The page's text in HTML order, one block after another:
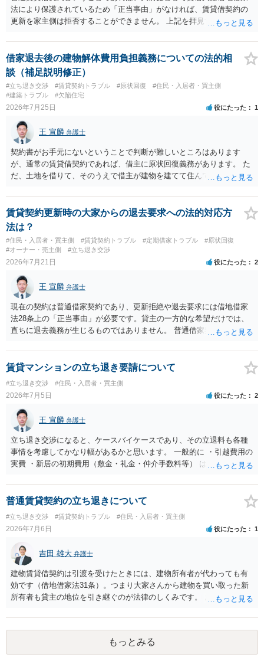
法により保護されているため「正当事由」がなければ、賃貸借契約の
更新を家主側は拒否することができません。 上記を拝見する限り、通
定期確認させてもらないこと」が直ちに正当事由に当たるとは思えま
せんので、更新拒絶を拒否される方向性でよろしいかと存じます。 そ
の交渉の中で、一定の金銭をもらえれば退去には応じる旨交渉をして
みるのはいかがでしょうか。 過去に賃借人の許可なく無断で賃貸人が
入室する行為自体は不法行為となり、また刑事的にも住居侵入罪が成
立する可能性がありますので、これを理由に一定の金銭賠償を求める
借家退去後の建物解体費用負担義務についての法的相
談（補足説明修正）
#立ち退き交渉 #賃貸契約トラブル #原状回復
#住民・入居者・買主側
#建築トラブル
#欠陥住宅
2026年7月25日 役にたった 1
王 宣麟 弁護士
契約書がお手元にないということで判断が難しいところはあります
が、通常の賃貸借契約であれば、借主に原状回復義務があります。 た
だ、土地を借りて、そのうえで借主が建物を建てて住んでいたケース
であれば、建物を収去して土地を明渡す義務は原則生じないはずで
す。 その後、建物を平屋に立て替えた場合であっても、貸主の承諾を
得ているのであれば、単純に費用を捻出した側に平屋の所有権が帰属
する、という話になるわけでもないように思います。 そのため、現
状、解体費用を負担することが明確な案件ではないため、まずは相手
に請求の根拠（なぜ当方が平屋の解体費用を負担しなければならない
賃貸契約更新時の大家からの退去要求への法的対応方
法は？
#住民・入居者・買主側 #賃貸契約トラブル #定期借家トラブル
#原状回復
#オーナー・売主側
#立ち退き交渉
2026年7月21日 役にたった 2
王 宣麟 弁護士
現在の契約は普通借家契約であり、更新拒絶や退去要求には借地借家
法28条上の「正当事由」が必要です。貸主の一方的な希望だけでは、
直ちに退去義務が生じるものではありません。 普通借家契約から定期
新たな定期借家契約を締結する形になりますが、これは任意の合意が
前提であり、借主が同意しなければ成立しません。 12年間の居住実
績、子どもの学校や地域とのつながり、転居費用の準備が困難な事情
などは、借主側の強い居住継続の必要性として正当事由判断において
重視される要素ですので、貸主側にかなり具体的な事情と立退料など
がない限り、更新拒絶が認められるハードルは一般的に高いと考えら
れます。 建物が未登記であること自体は、賃貸借契約の有効性を直ち
に否定するものではなく、引渡しがされていれば賃貸借の効力は原則
有効とされています。 今後の交渉では、①現在は普通借家契約が継続
しており定期借家への変更に合意していないこと、②貸主側の事情
（誰が所有者で誰が実際に住む予定か等）を具体的に書面で説明して
ほしいこと、③自分たちの居住継続の必要性を丁寧に伝えること、を
基本方針としたうえで、仮に一定時期の退去を検討する場合には、立
退料・引越費用・原状回復費用負担などの条件を明確にした書面を作
成することが重要です。 契約書では、更新条項・解除条項・期間の定
め・定期借家に関する記載の有無、これまでの更新時の合意内容
（「今回で最後」などの文言）が、借主不利な特約として無効になり
得るかどうかも含めて検討ポイントになりますので、署名押印前に内
容を十分に確認し、不明点は弁護士に相談することをおすすめしま
す。
賃貸マンションの立ち退き要請について
#立ち退き交渉 #住民・入居者・買主側
2026年7月5日 役にたった 2
王 宣麟 弁護士
立ち退き交渉になると、ケースバイケースであり、その立退料も各種
事情を考慮してかなり幅があるかと思います。 一般的に ・引越費用の
実費 ・新居の初期費用（敷金・礼金・仲介手数料等） は固い部分かと
ターンが多いかと存じます。
普通賃貸契約の立ち退きについて
#立ち退き交渉 #賃貸契約トラブル #住民・入居者・買主側
2026年7月6日 役にたった 1
吉田 雄大 弁護士
建物賃貸借契約は引渡を受けたときには、建物所有者が代わっても有
効です（借地借家法31条）。つまり大家さんから建物を買い取った新
所有者も貸主の地位を引き継ぐのが法律のしくみです。 おそらくは、
が納得いくものであれば応じても良いですが、納得できなければ断る
（家賃を支払い居住を続ける）のが良いでしょう。
もっとみる